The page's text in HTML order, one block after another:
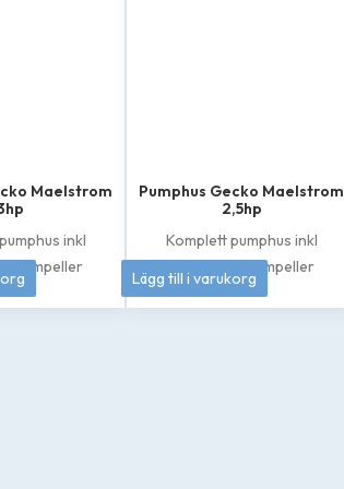
Maelstrom
inkl
& impeller
Pumphus Gecko Maelstrom
2,5hp
Komplett pumphus inkl
axeltätning & impeller
1 895kr
Lägg till i varukorg